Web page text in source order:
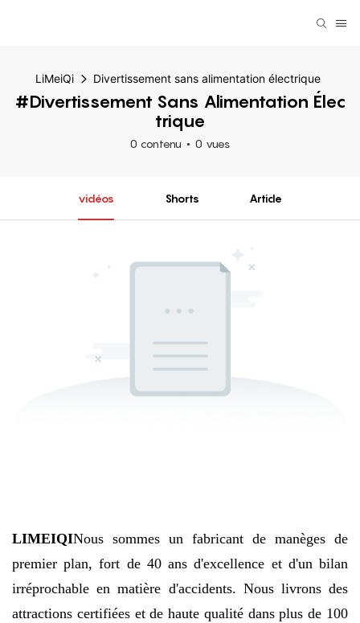
LiMeiQi Divertissement sans alimentation électrique
#Divertissement Sans Alimentation Élec
Trique
0 contenu 0 vues
vidéos Shorts Article
LIMEIQINous sommes un fabricant de manèges de
premier plan, fort de 40 ans d'excellence et d'un bilan
irréprochable en matière d'accidents. Nous livrons des
attractions certifiées et de haute qualité dans plus de 100